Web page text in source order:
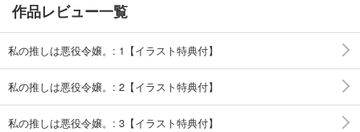
作品レビュー一覧
私の推しは悪役令嬢。: 1【イラスト特典付】
私の推しは悪役令嬢。: 2【イラスト特典付】
私の推しは悪役令嬢。: 3【イラスト特典付】